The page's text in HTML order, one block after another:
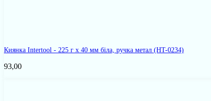
Киянка Intertool - 225 г х 40 мм біла, ручка метал (HT-0234)
93,00